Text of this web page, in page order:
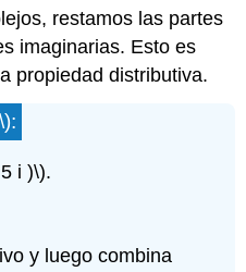
restamos las partes
imaginarias. Esto es
propiedad distributiva.
:
i )\).
y luego combina